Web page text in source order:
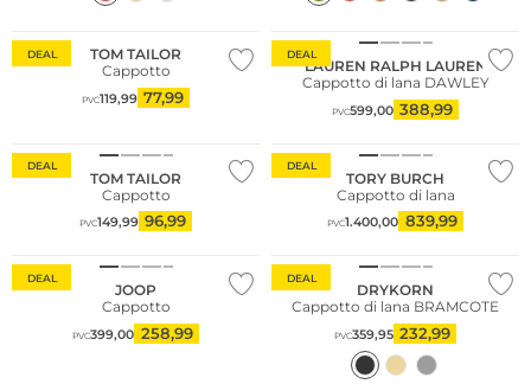
DEAL
TOM TAILOR
Cappotto
PVC119,99 77,99
DEAL
LAUREN RALPH LAUREN
Cappotto di lana DAWLEY
PVC599,00 388,99
DEAL
TOM TAILOR
Cappotto
PVC149,99 96,99
DEAL
TORY BURCH
Cappotto di lana
PVC1.400,00 839,99
DEAL
JOOP
Cappotto
PVC399,00 258,99
DEAL
DRYKORN
Cappotto di lana BRAMCOTE
PVC359,95 232,99